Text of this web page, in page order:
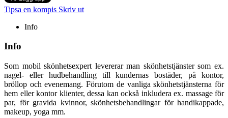
Tipsa en kompis Skriv ut
Info
Info
Som mobil skönhetsexpert levererar man skönhetstjänster som ex.
nagel- eller hudbehandling till kundernas bostäder, på kontor,
bröllop och evenemang. Förutom de vanliga skönhetstjänsterna för
hem eller kontor klienter, dessa kan också inkludera ex. massage för
par, för gravida kvinnor, skönhetsbehandlingar för handikappade,
makeup, yoga mm.